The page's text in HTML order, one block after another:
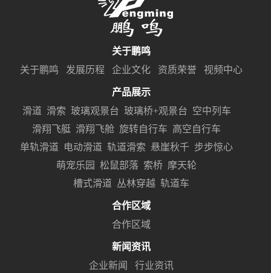
关于鹏鸣
关于鹏鸣
发展历程 企业文化 资质荣誉 视频中心
产品展示
滑道 滑索 玻璃观景台 玻璃桥+观景台 空中列车
滑翔飞艇 滑翔飞舱 旋转自行车 高空自行车
单轨滑道
电动滑道 轨道滑索 悬崖秋千 步步惊心
萌宠乐园
松鼠部落 索桥 摩天轮
槽式滑道 丛林穿越 轨道车
合作区域
合作区域
新闻资讯
企业新闻
行业资讯